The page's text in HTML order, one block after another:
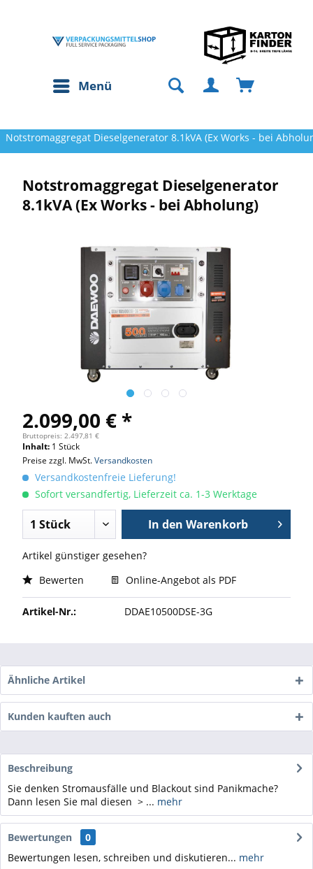
Menü
Notstromaggregat Dieselgenerator 8.1kVA (Ex Works - bei
Notstromaggregat Dieselgenerator
8.1kVA (Ex Works - bei Abholung)
2.099,00 € *
Bruttopreis: 2.497,81 €
Inhalt: 1 Stück
Preise zzgl. MwSt.Versandkosten
Versandkostenfreie Lieferung!
Sofort versandfertig, Lieferzeit ca. 1-3 Werktage
In den Warenkorb
Artikel günstiger gesehen?
Bewerten
Online-Angebot als PDF
Artikel-Nr.: DDAE10500DSE-3G
Ähnliche Artikel
Kunden kauften auch
Beschreibung
Sie denken Stromausfälle und Blackout sind Panikmache?
Dann lesen Sie mal diesen > ... mehr
Bewertungen
0
Bewertungen lesen, schreiben und diskutieren... mehr